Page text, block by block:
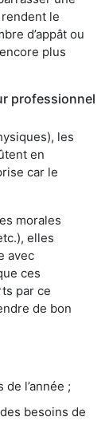
le
d’appât ou
plus
professionnel
les
en
car le
morales
elles
avec
ces
par ce
de bon
l’année ;
besoins de